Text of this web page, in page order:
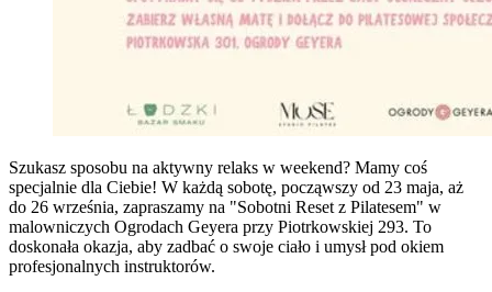
Szukasz sposobu na aktywny relaks w weekend? Mamy coś
specjalnie dla Ciebie! W każdą sobotę, począwszy od 23 maja, aż
do 26 września, zapraszamy na "Sobotni Reset z Pilatesem" w
malowniczych Ogrodach Geyera przy Piotrkowskiej 293. To
doskonała okazja, aby zadbać o swoje ciało i umysł pod okiem
profesjonalnych instruktorów.